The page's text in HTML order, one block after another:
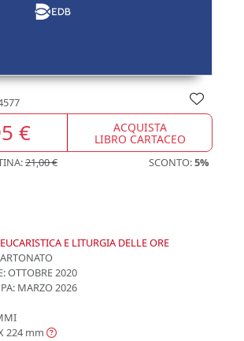
€ ACQUISTA
LIBRO CARTACEO
21,00 € SCONTO:5%
E LITURGIA DELLE ORE
OTTOBRE 2020
MARZO 2026
224 mm